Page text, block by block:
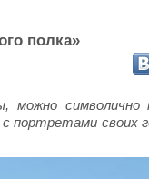
полка»
можно
портретами своих